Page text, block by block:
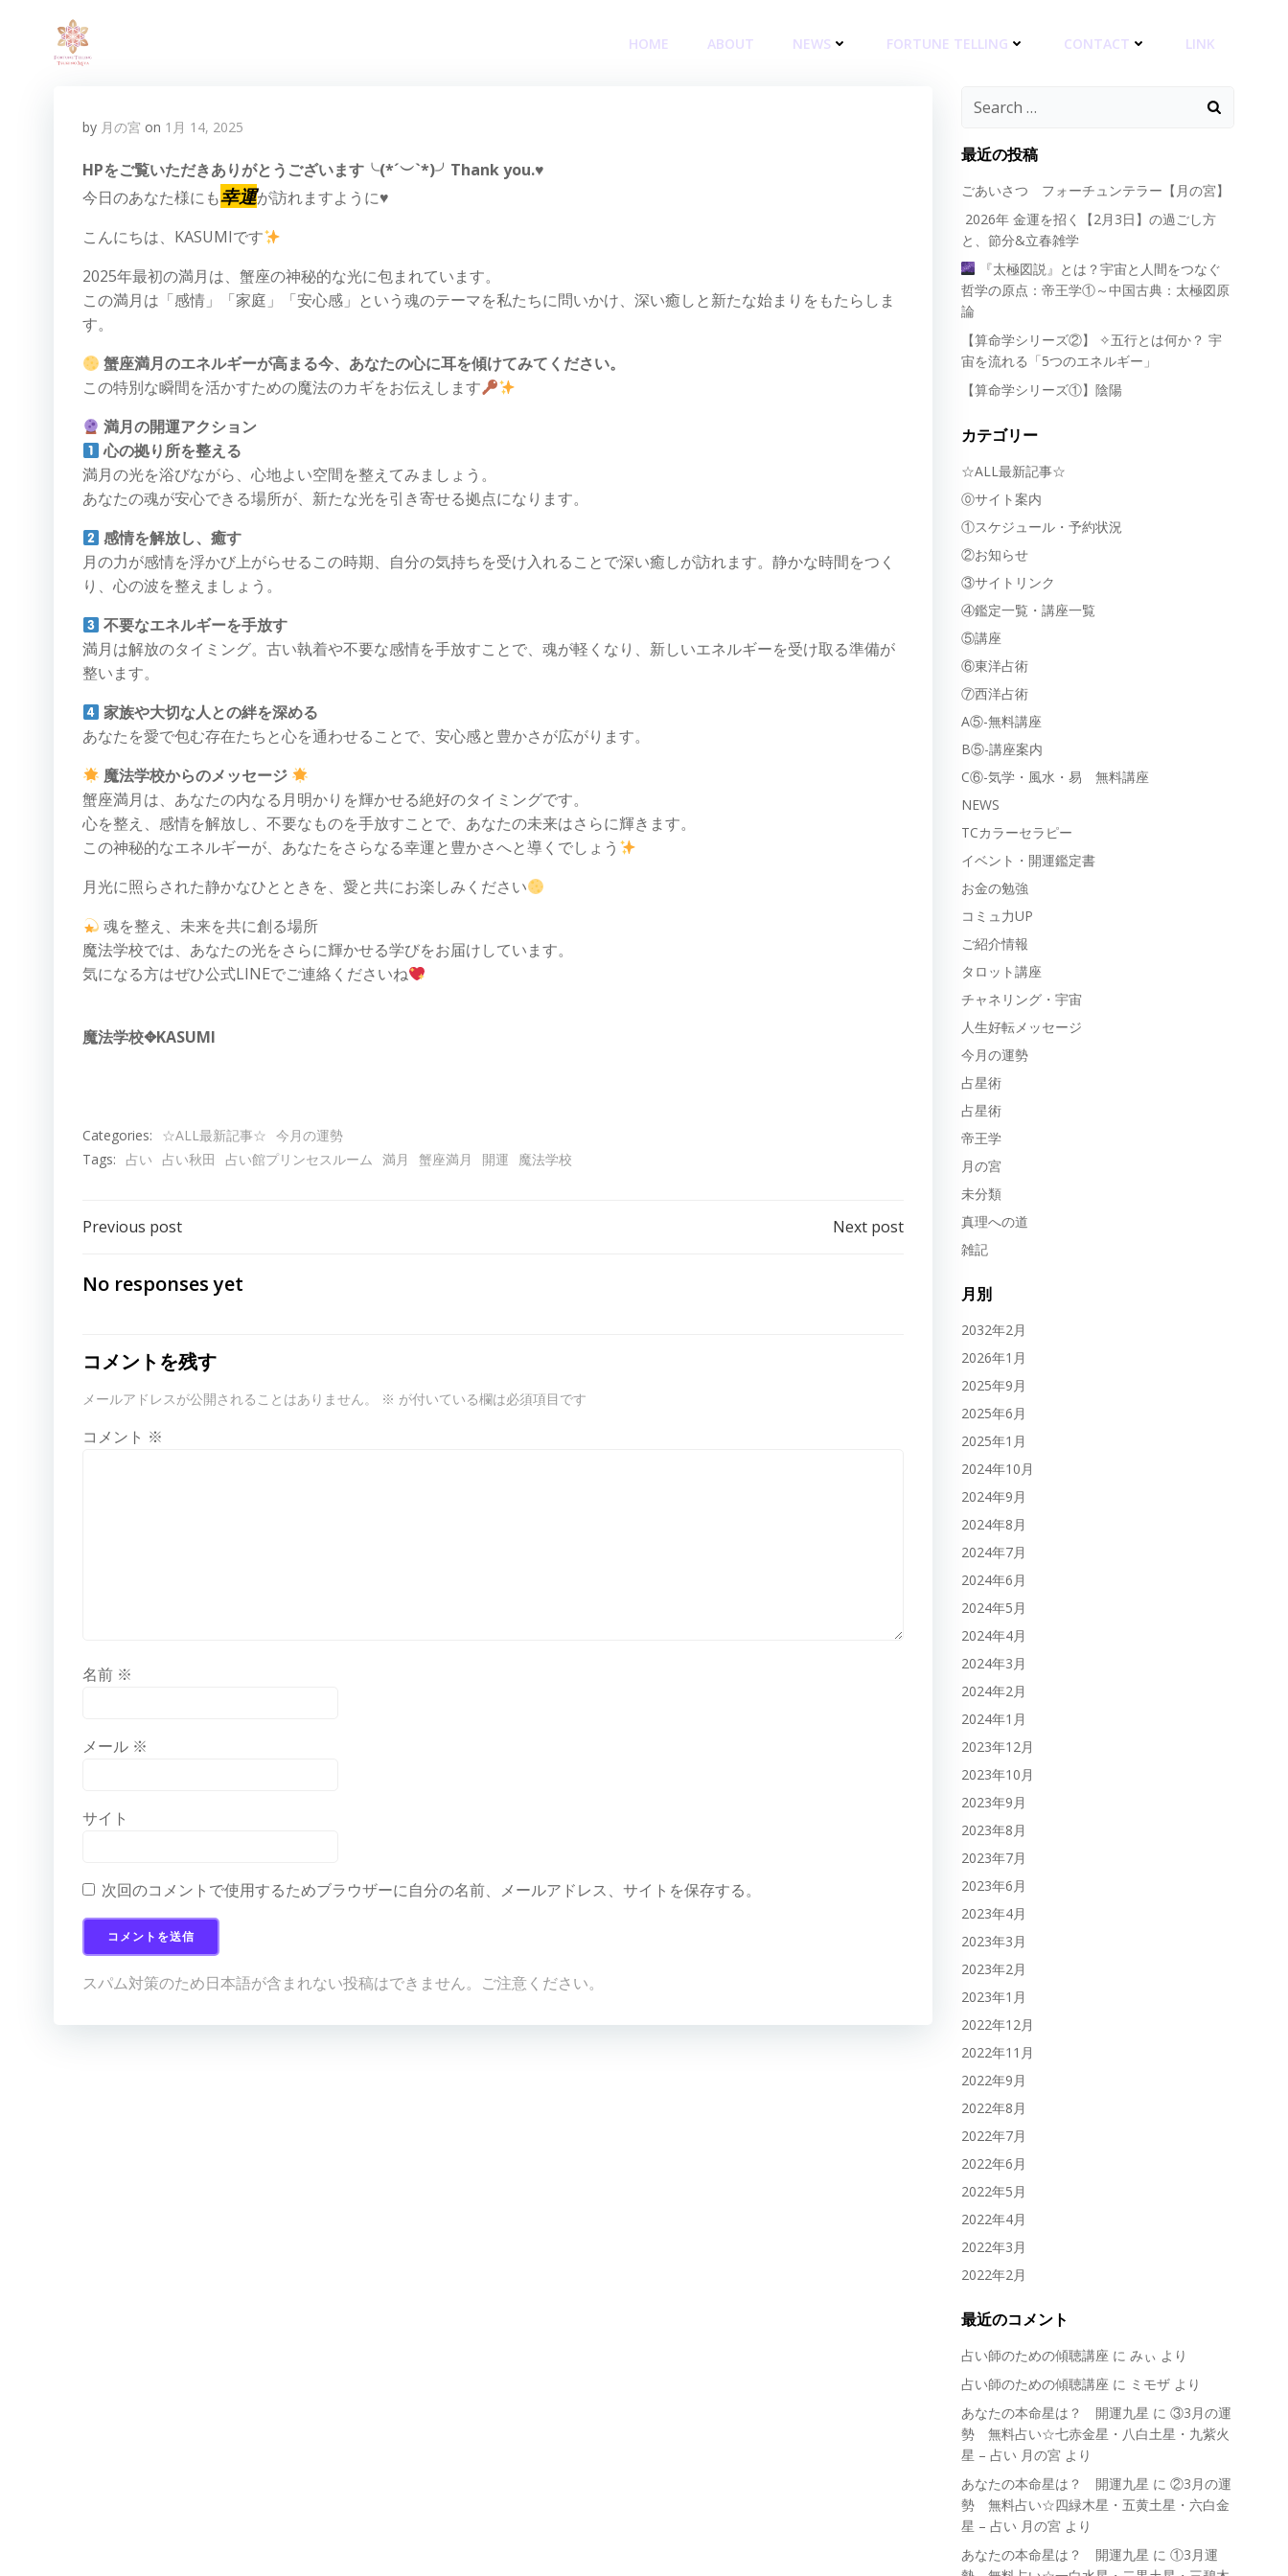
HOME ABOUT NEWS FORTUNE TELLING CONTACT LINK
by 月の宮 on 1月 14, 2025
HPをご覧いただきありがとうございます╰(*´︶`*)╯Thank you.♥
今日のあなた様にも幸運が訪れますように♥
こんにちは、KASUMIです
2025年最初の満月は、蟹座の神秘的な光に包まれています。
この満月は「感情」「家庭」「安心感」という魂のテーマを私たちに問いかけ、深い癒しと新たな始まりをもたらしま
す。
蟹座満月のエネルギーが高まる今、あなたの心に耳を傾けてみてください。
この特別な瞬間を活かすための魔法のカギをお伝えします
満月の開運アクション
心の拠り所を整える
満月の光を浴びながら、心地よい空間を整えてみましょう。
あなたの魂が安心できる場所が、新たな光を引き寄せる拠点になります。
感情を解放し、癒す
月の力が感情を浮かび上がらせるこの時期、自分の気持ちを受け入れることで深い癒しが訪れます。静かな時間をつく
り、心の波を整えましょう。
不要なエネルギーを手放す
満月は解放のタイミング。古い執着や不要な感情を手放すことで、魂が軽くなり、新しいエネルギーを受け取る準備が
整います。
家族や大切な人との絆を深める
あなたを愛で包む存在たちと心を通わせることで、安心感と豊かさが広がります。
魔法学校からのメッセージ
蟹座満月は、あなたの内なる月明かりを輝かせる絶好のタイミングです。
心を整え、感情を解放し、不要なものを手放すことで、あなたの未来はさらに輝きます。
この神秘的なエネルギーが、あなたをさらなる幸運と豊かさへと導くでしょう
月光に照らされた静かなひとときを、愛と共にお楽しみください
魂を整え、未来を共に創る場所
魔法学校では、あなたの光をさらに輝かせる学びをお届けしています。
気になる方はぜひ公式LINEでご連絡くださいね
魔法学校✥KASUMI
Categories: ☆ALL最新記事☆ 今月の運勢
Tags:
占い 占い秋田 占い館プリンセスルーム 満月 蟹座満月 開運 魔法学校
投
稿
ビ
ゲ
Previous post
ゲ
Next post
No responses yet
コメントを残す
メールアドレスが公開されることはありません。 ※ が付いている欄は必須項目です
コメント ※
名前 ※
メール ※
サイト
次回のコメントで使用するためブラウザーに自分の名前、メールアドレス、サイトを保存する。
スパム対策のため日本語が含まれない投稿はできません。ご注意ください。
Search
最近の投稿
ごあいさつ フォーチュンテラー【月の宮】
2026年 金運を招く【2月3日】の過ごし方
と、節分&立春雑学
『太極図説』とは？宇宙と人間をつなぐ
哲学の原点：帝王学①～中国古典：太極図原
論
【算命学シリーズ②】 ✧五行とは何か？ 宇
宙を流れる「5つのエネルギー」
【算命学シリーズ①】陰陽
カテゴリー
☆ALL最新記事☆
⓪サイト案内
①スケジュール・予約状況
②お知らせ
③サイトリンク
④鑑定一覧・講座一覧
⑤講座
⑥東洋占術
⑦西洋占術
A⑤-無料講座
B⑤-講座案内
C⑥-気学・風水・易 無料講座
NEWS
TCカラーセラピー
イベント・開運鑑定書
お金の勉強
コミュ力UP
ご紹介情報
タロット講座
チャネリング・宇宙
人生好転メッセージ
今月の運勢
占星術
占星術
帝王学
月の宮
未分類
真理への道
雑記
月別
2032年2月
2026年1月
2025年9月
2025年6月
2025年1月
2024年10月
2024年9月
2024年8月
2024年7月
2024年6月
2024年5月
2024年4月
2024年3月
2024年2月
2024年1月
2023年12月
2023年10月
2023年9月
2023年8月
2023年7月
2023年6月
2023年4月
2023年3月
2023年2月
2023年1月
2022年12月
2022年11月
2022年9月
2022年8月
2022年7月
2022年6月
2022年5月
2022年4月
2022年3月
2022年2月
最近のコメント
占い師のための傾聴講座 に みぃ より
占い師のための傾聴講座 に ミモザより
あなたの本命星は？ 開運九星 に ③3月の運
勢 無料占い☆七赤金星・八白土星・九紫火
星 – 占い 月の宮 より
あなたの本命星は？ 開運九星 に ②3月の運
勢 無料占い☆四緑木星・五黄土星・六白金
星 – 占い 月の宮 より
あなたの本命星は？ 開運九星 に ①3月運